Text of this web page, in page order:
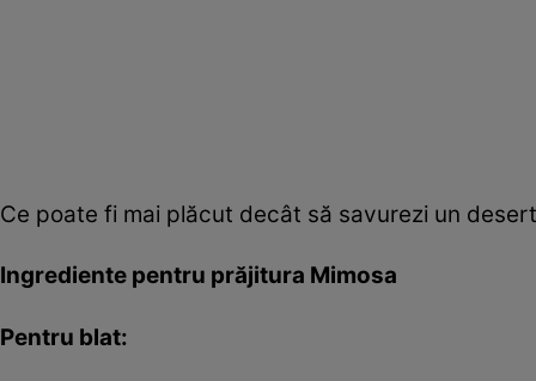
Ce poate fi mai plăcut decât să savurezi un
Ingrediente pentru prăjitura Mimosa
Pentru blat: